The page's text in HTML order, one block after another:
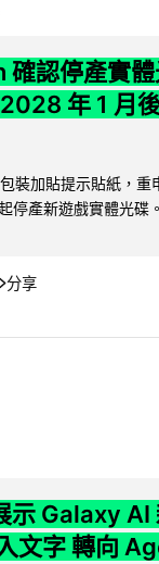
認停產實體
年 1 月
裝加貼提示貼紙，重
停產新遊戲實體光碟
分享
示 Galaxy AI
文字 轉向